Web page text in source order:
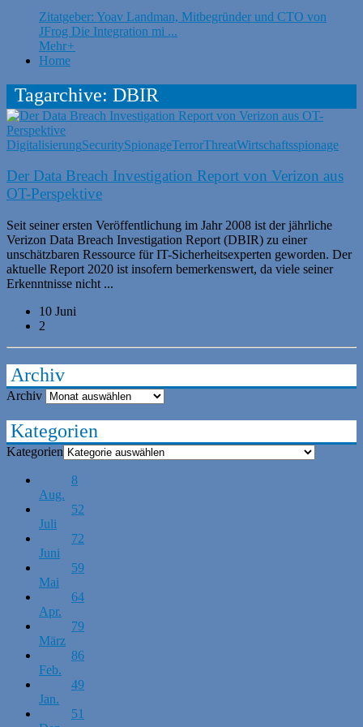
Zitatgeber: Yoav Landman, Mitbegründer und CTO von
JFrog Die Integration mi ...
Mehr+
Home
Tagarchive: DBIR
DigitalisierungSecuritySpionageTerrorThreatWirtschaftsspionage
Der Data Breach Investigation Report von Verizon aus
OT-Perspektive
Seit seiner ersten Veröffentlichung im Jahr 2008 ist der jährliche
Verizon Data Breach Investigation Report (DBIR) zu einer
unschätzbaren Ressource für IT-Sicherheitsexperten geworden. Der
aktuelle Report 2020 ist insofern bemerkenswert, da viele seiner
Erkenntnisse nicht ...
10 Juni
2
Archiv
Archiv
Kategorien
Kategorien
8
Aug.
52
Juli
72
Juni
59
Mai
64
Apr.
79
März
86
Feb.
49
Jan.
51